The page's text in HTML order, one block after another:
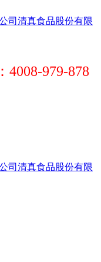
4008-979-878